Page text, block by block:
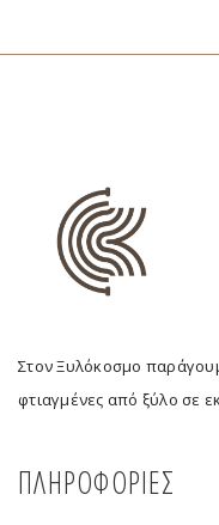
Στον Ξυλόκοσμο
φτιαγμένες από ξύλο σε
ΠΛΗΡΟΦΟΡΙΕΣ